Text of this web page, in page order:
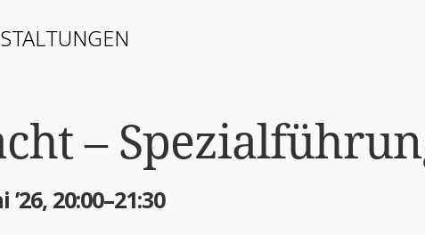
–
’26, 20:00–21:30